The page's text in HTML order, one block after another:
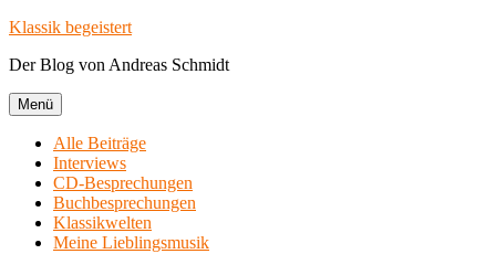
Zum
springen
Klassik begeistert
Der Blog von Andreas Schmidt
Menü
Alle Beiträge
Interviews
CD-Besprechungen
Buchbesprechungen
Klassikwelten
Meine Lieblingsmusik